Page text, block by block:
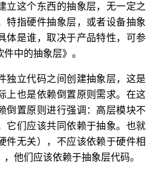
立这个东西的抽象层，无一定之
特指硬件抽象层，或者设备抽象
体是谁，取决于产品特性，可参
中的抽象层》。
独立代码之间创建抽象层，这是
上也是依赖倒置原则需求。在这
倒置原则进行强调：高层模块不
它们应该共同依赖于抽象。也就
件无关），不应该依赖于硬件相
他们应该依赖于抽象层代码。